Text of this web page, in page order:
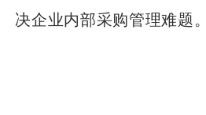
决企业内部采购管理难题。